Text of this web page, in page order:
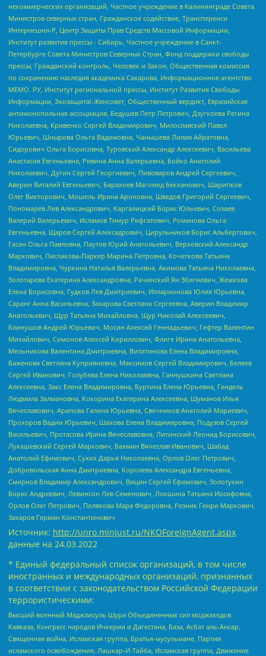
некоммерческих организаций, Частное учреждение в Калининграде Совета
Министров северных стран, Гражданское содействие, Трансперенси
Интернешнл-Р, Центр Защиты Прав Средств Массовой Информации,
Институт развития прессы - Сибирь, Частное учреждение в Санкт-
Петербурге Совета Министров Северных Стран, Фонд поддержки свободы
прессы, Гражданский контроль, Человек и Закон, Общественная комиссия
по сохранению наследия академика Сахарова, Информационное агентство
МЕМО. РУ, Институт региональной прессы, Институт Развития Свободы
Информации, Экозащита!-Женсовет, Общественный вердикт, Евразийская
антимонопольная ассоциация, Бедушев Петр Петрович, Дзугкоева Регина
Николаевна, Кривенко Сергей Владимирович, Милославский Павел
Юрьевич, Шнырова Ольга Вадимовна, Чанышева Лилия Айратовна,
Сидорович Ольга Борисовна, Туровский Александр Алексеевич, Васильева
Анастасия Евгеньевна, Ривина Анна Валерьевна, Бойко Анатолий
Николаевич, Дугин Сергей Георгиевич, Пивоваров Андрей Сергеевич,
Аверин Виталий Евгеньевич, Барахоев Магомед Бекханович, Шарипков
Олег Викторович, Мошель Ирина Ароновна, Шведов Григорий Сергеевич,
Пономарев Лев Александрович, Каргалицкий Борис Юльевич, Созаев
Валерий Валерьевич, Исламов Тимур Рифгатович, Романова Ольга
Евгеньевна, Щаров Сергей Алексадрович, Цирульников Борис Альбертович,
Гасан Ольга Павловна, Паутов Юрий Анатольевич, Верховский Александр
Маркович, Пислакова-Паркер Марина Петровна, Кочеткова Татьяна
Владимировна, Чуркина Наталья Валерьевна, Акимова Татьяна Николаевна,
Золотарева Екатерина Александровна, Рачинский Ян Збигневич, Жемкова
Елена Борисовна, Гудков Лев Дмитриевич, Илларионова Юлия Юрьевна,
Саранг Анна Васильевна, Захарова Светлана Сергеевна, Аверин Владимир
Анатольевич, Щур Татьяна Михайловна, Щур Николай Алексеевич,
Блинушов Андрей Юрьевич, Мосин Алексей Геннадьевич, Гефтер Валентин
Михайлович, Симонов Алексей Кириллович, Флиге Ирина Анатольевна,
Мельникова Валентина Дмитриевна, Вититинова Елена Владимировна,
Баженова Светлана Куприяновна, Максимов Сергей Владимирович, Беляев
Сергей Иванович, Голубева Елена Николаевна, Ганнушкина Светлана
Алексеевна, Закс Елена Владимировна, Буртина Елена Юрьевна, Гендель
Людмила Залмановна, Кокорина Екатерина Алексеевна, Шуманов Илья
Вячеславович, Арапова Галина Юрьевна, Свечников Анатолий Мариевич,
Прохоров Вадим Юрьевич, Шахова Елена Владимировна, Подузов Сергей
Васильевич, Протасова Ирина Вячеславовна, Литинский Леонид Борисович,
Лукашевский Сергей Маркович, Бахмин Вячеслав Иванович, Шабад
Анатолий Ефимович, Сухих Дарья Николаевна, Орлов Олег Петрович,
Добровольская Анна Дмитриевна, Королева Александра Евгеньевна,
Смирнов Владимир Александрович, Вицин Сергей Ефимович, Золотухин
Борис Андреевич, Левинсон Лев Семенович, Локшина Татьяна Иосифовна,
Орлов Олег Петрович, Полякова Мара Федоровна, Резник Генри Маркович,
Захаров Герман Константинович
Источник: http://unro.minjust.ru/NKOForeignAgent.aspx
данные на 24.03.2022
* Единый федеральный список организаций, в том числе
иностранных и международных организаций, признанных
в соответствии с законодательством Российской Федерации
террористическими:
Высший военный Маджлисуль Шура Объединенных сил моджахедов
Кавказа, Конгресс народов Ичкерии и Дагестана, База, Асбат аль-Ансар,
Священная война, Исламская группа, Братья-мусульмане, Партия
исламского освобождения, Лашкар-И-Тайба, Исламская группа, Движение